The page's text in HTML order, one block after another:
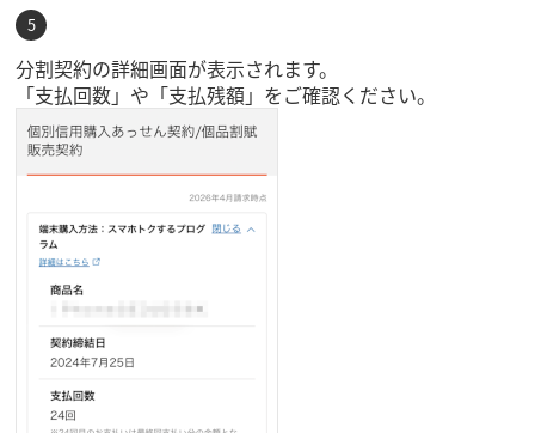
分割契約の詳細画面が表示されます。
「支払回数」や「支払残額」をご確認ください。